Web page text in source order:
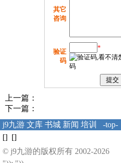
其它
咨询
验证
码
*
上一篇：
下一篇：
j9九游 文库 书城 新闻 培训
-top-
[] []
© j9九游的版权所有 2002-2026